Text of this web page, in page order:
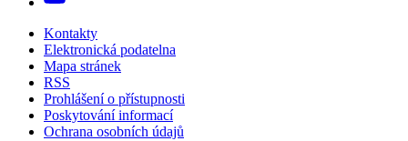
Kontakty
Elektronická podatelna
Mapa stránek
RSS
Prohlášení o přístupnosti
Poskytování informací
Ochrana osobních údajů